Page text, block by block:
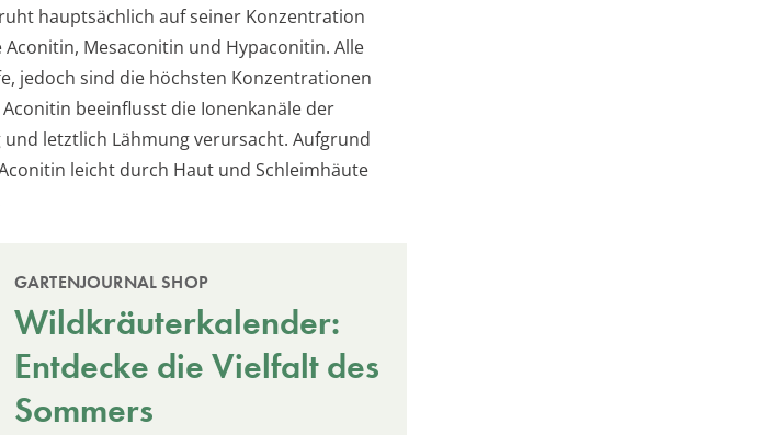
hauptsächlich auf seiner Konzentration
Mesaconitin und Hypaconitin. Alle
jedoch sind die höchsten Konzentrationen
beeinflusst die Ionenkanäle der
letztlich Lähmung verursacht. Aufgrund
leicht durch Haut und Schleimhäute
GARTENJOURNAL SHOP
Wildkräuterkalender:
Entdecke die Vielfalt des
Sommers